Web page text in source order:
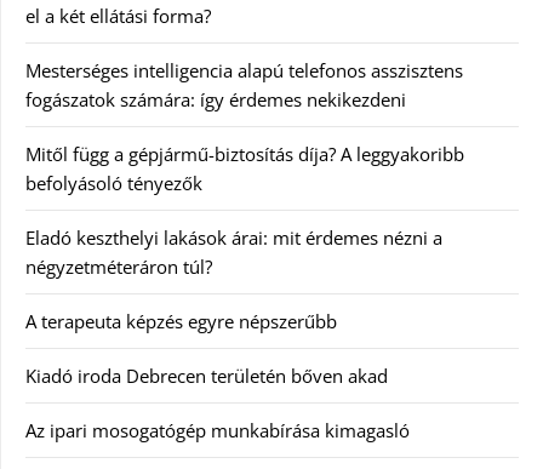
el a két ellátási forma?
Mesterséges intelligencia alapú telefonos asszisztens
fogászatok számára: így érdemes nekikezdeni
Mitől függ a gépjármű-biztosítás díja? A leggyakoribb
befolyásoló tényezők
Eladó keszthelyi lakások árai: mit érdemes nézni a
négyzetméteráron túl?
A terapeuta képzés egyre népszerűbb
Kiadó iroda Debrecen területén bőven akad
Az ipari mosogatógép munkabírása kimagasló